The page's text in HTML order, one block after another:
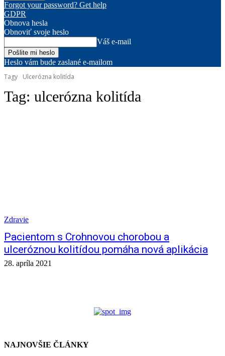
Forgot your password? Get help
GDPR
Obnova hesla
Obnoviť svoje heslo
Váš e-mail
Heslo vám bude zaslané e-mailom
Tagy
Ulcerózna kolitída
Tag: ulcerózna kolitída
Zdravie
Pacientom s Crohnovou chorobou a
ulceróznou kolitídou pomáha nová aplikácia
28. apríla 2021
NAJNOVŠIE ČLÁNKY